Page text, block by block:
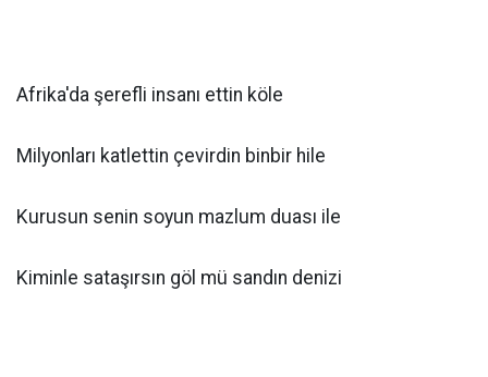
Afrika'da şerefli insanı ettin köle
Milyonları katlettin çevirdin binbir hile
Kurusun senin soyun mazlum duası ile
Kiminle sataşırsın göl mü sandın denizi